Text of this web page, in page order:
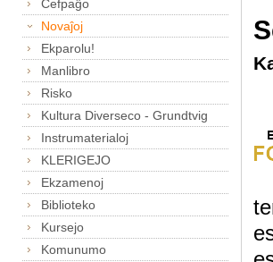
Ĉefpaĝo
Novaĵoj
Ekparolu!
Manlibro
Risko
Kultura Diverseco - Grundtvig
Instrumaterialoj
KLERIGEJO
Ekzamenoj
Biblioteko
Kursejo
Komunumo